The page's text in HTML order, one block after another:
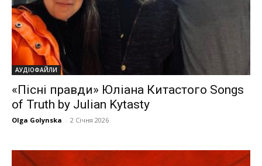
АУДІОФАЙЛИ
«Пісні правди» Юліана Китастого Songs
of Truth by Julian Kytasty
Olga Golynska - 2 Січня 2026